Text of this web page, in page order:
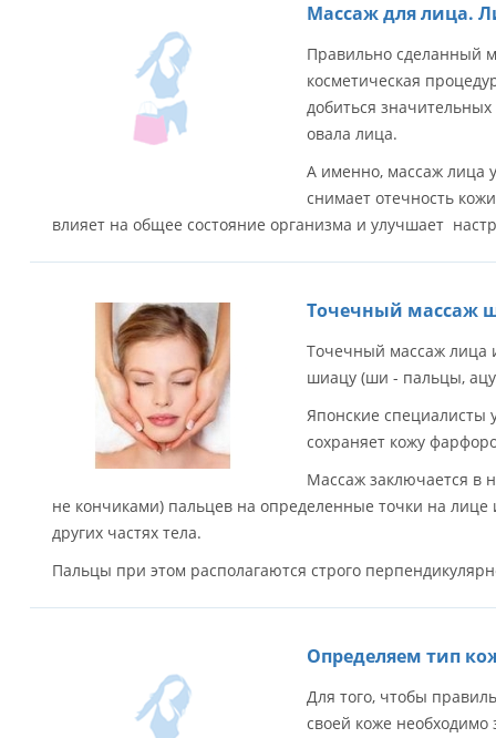
Массаж для лица.
Правильно сделанный
косметическая
добиться
овала лица.
А именно, массаж лица
снимает отечность
влияет на общее состояние организма и улучшает
Точечный массаж
Точечный массаж лица
шиацу (ши - пальцы,
Японские специалисты
сохраняет кожу
Массаж заключается в
не кончиками) пальцев на определенные точки на
других частях тела.
Пальцы при этом располагаются строго
Определяем тип
Для того, чтобы
своей коже необходимо